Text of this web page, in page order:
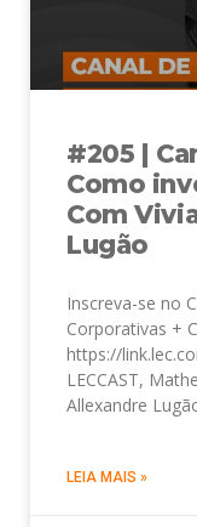
#205 |
Como
Com
Lugão
Inscreva-se no
Corporativas +
https://
LECCAST,
Allexandre
LEIA MAIS »